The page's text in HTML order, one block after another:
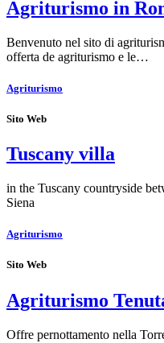
Agriturismo in
Benvenuto nel sito di
offerta de agriturismo e le…
Agriturismo
Sito Web
Tuscany villa
in the Tuscany countryside
Siena
Agriturismo
Sito Web
Agriturismo
Offre pernottamento nella